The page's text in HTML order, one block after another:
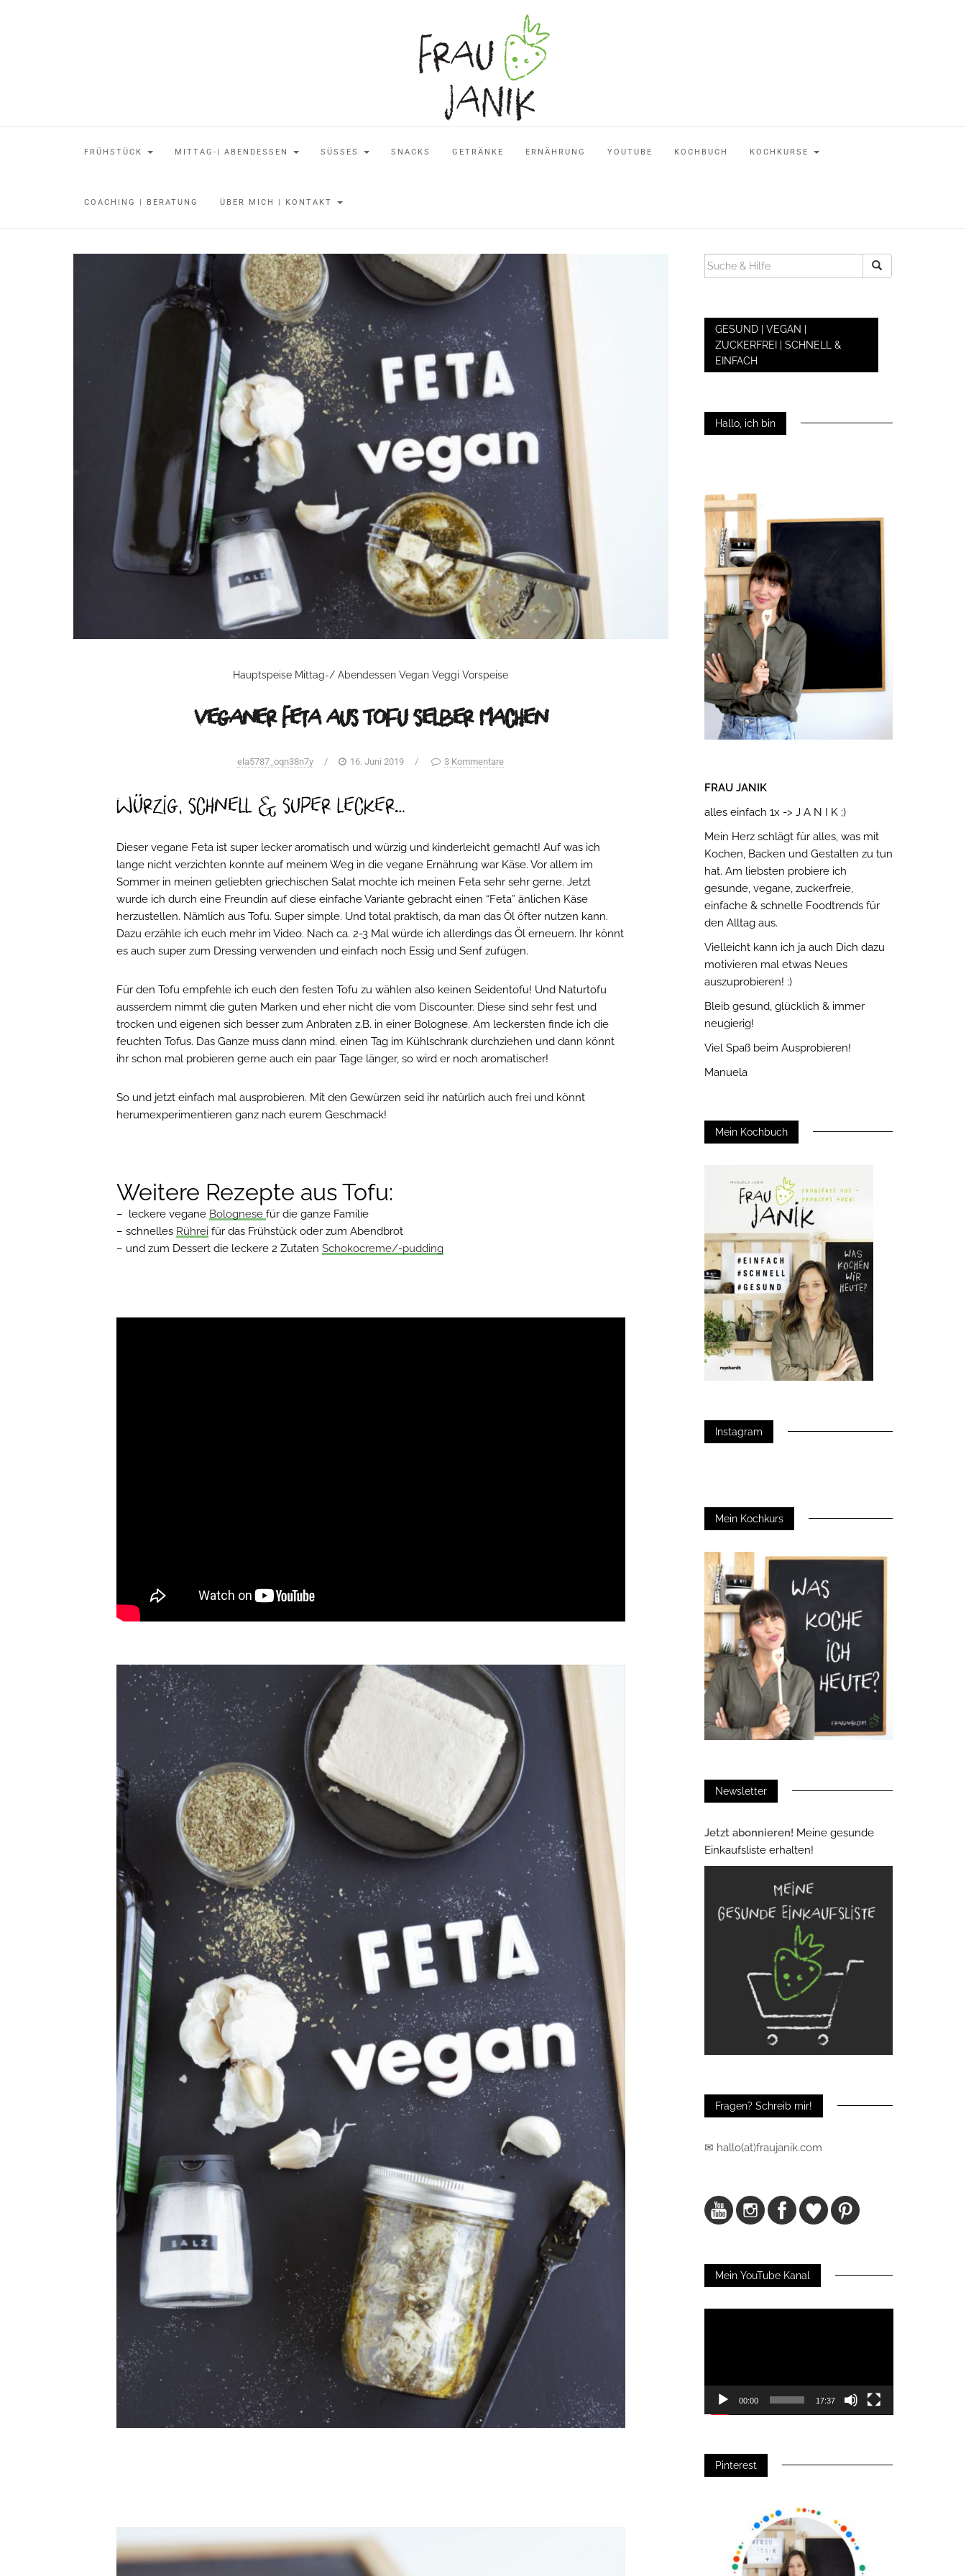
FRÜHSTÜCK MITTAG-| ABENDESSEN SÜSSES SNACKS GETRÄNKE ERNÄHRUNG YOUTUBE KOCHBUCH KOCHKURSE
COACHING | BERATUNG ÜBER MICH | KONTAKT
Hauptspeise Mittag-/ Abendessen Vegan Veggi Vorspeise
veganer Feta aus Tofu selber machen
ela5787_oqn38n7y / 16. Juni 2019 / 3 Kommentare
würzig, schnell & super lecker…
Dieser vegane Feta ist super lecker aromatisch und würzig und kinderleicht gemacht! Auf was ich
lange nicht verzichten konnte auf meinem Weg in die vegane Ernährung war Käse. Vor allem im
Sommer in meinen geliebten griechischen Salat mochte ich meinen Feta sehr sehr gerne. Jetzt
wurde ich durch eine Freundin auf diese einfache Variante gebracht einen “Feta” änlichen Käse
herzustellen. Nämlich aus Tofu. Super simple. Und total praktisch, da man das Öl öfter nutzen kann.
Dazu erzähle ich euch mehr im Video. Nach ca. 2-3 Mal würde ich allerdings das Öl erneuern. Ihr könnt
es auch super zum Dressing verwenden und einfach noch Essig und Senf zufügen.
Für den Tofu empfehle ich euch den festen Tofu zu wählen also keinen Seidentofu! Und Naturtofu
ausserdem nimmt die guten Marken und eher nicht die vom Discounter. Diese sind sehr fest und
trocken und eigenen sich besser zum Anbraten z.B. in einer Bolognese. Am leckersten finde ich die
feuchten Tofus. Das Ganze muss dann mind. einen Tag im Kühlschrank durchziehen und dann könnt
ihr schon mal probieren gerne auch ein paar Tage länger, so wird er noch aromatischer!
So und jetzt einfach mal ausprobieren. Mit den Gewürzen seid ihr natürlich auch frei und könnt
herumexperimentieren ganz nach eurem Geschmack!
Weitere Rezepte aus Tofu:
– leckere vegane Bolognese für die ganze Familie
– schnelles Rührei für das Frühstück oder zum Abendbrot
– und zum Dessert die leckere 2 Zutaten Schokocreme/-pudding
SUCHEN
NACH:
GESUND | VEGAN |
ZUCKERFREI | SCHNELL &
EINFACH
Hallo, ich bin
FRAU JANIK
alles einfach 1x -> J A N I K ;)
Mein Herz schlägt für alles, was mit
Kochen, Backen und Gestalten zu tun
hat. Am liebsten probiere ich
gesunde, vegane, zuckerfreie,
einfache & schnelle Foodtrends für
den Alltag aus.
Vielleicht kann ich ja auch Dich dazu
motivieren mal etwas Neues
auszuprobieren! :)
Bleib gesund, glücklich & immer
neugierig!
Viel Spaß beim Ausprobieren!
Manuela
Mein Kochbuch
Instagram
Mein Kochkurs
Newsletter
Jetzt abonnieren! Meine gesunde
Einkaufsliste erhalten!
Fragen? Schreib mir!
✉ hallo(at)fraujanik.com
Mein YouTube Kanal
00:00 17:37
Pinterest